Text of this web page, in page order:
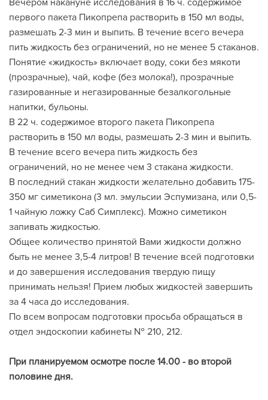
Вечером накануне исследования в 16 ч. содержимое
первого пакета Пикопрепа растворить в 150 мл воды,
размешать 2-3 мин и выпить. В течение всего вечера
пить жидкость без ограничений, но не менее 5 стаканов.
Понятие «жидкость» включает воду, соки без мякоти
(прозрачные), чай, кофе (без молока!), прозрачные
газированные и негазированные безалкогольные
напитки, бульоны.
В 22 ч. содержимое второго пакета Пикопрепа
растворить в 150 мл воды, размешать 2-3 мин и выпить.
В течение всего вечера пить жидкость без
ограничений, но не менее чем 3 стакана жидкости.
В последний стакан жидкости желательно добавить 175-
350 мг симетикона (3 мл. эмульсии Эспумизана, или 0,5-
1 чайную ложку Саб Симплекс). Можно симетикон
запивать жидкостью.
Общее количество принятой Вами жидкости должно
быть не менее 3,5-4 литров! В течение всей подготовки
и до завершения исследования твердую пищу
принимать нельзя! Прием любых жидкостей завершить
за 4 часа до исследования.
По всем вопросам подготовки просьба обращаться в
отдел эндоскопии кабинеты № 210, 212.
При планируемом осмотре после 14.00 - во второй
половине дня.